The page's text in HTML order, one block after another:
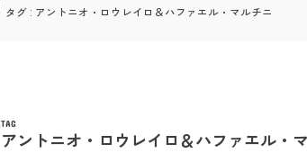
タグ : アントニオ・ロウレイロ＆ハファエル・マルチニ
TAG
アントニオ・ロウレイロ＆ハファエル・